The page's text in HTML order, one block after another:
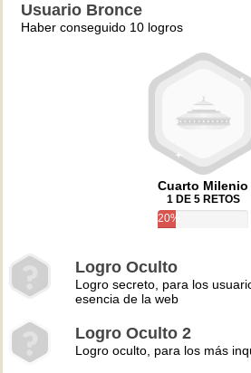
Usuario Bronce
Haber conseguido 10 logros
Cuarto Milenio
1 DE 5 RETOS
20%
Logro Oculto
Logro secreto, para los
esencia de la web
Logro Oculto 2
Logro oculto, para los más